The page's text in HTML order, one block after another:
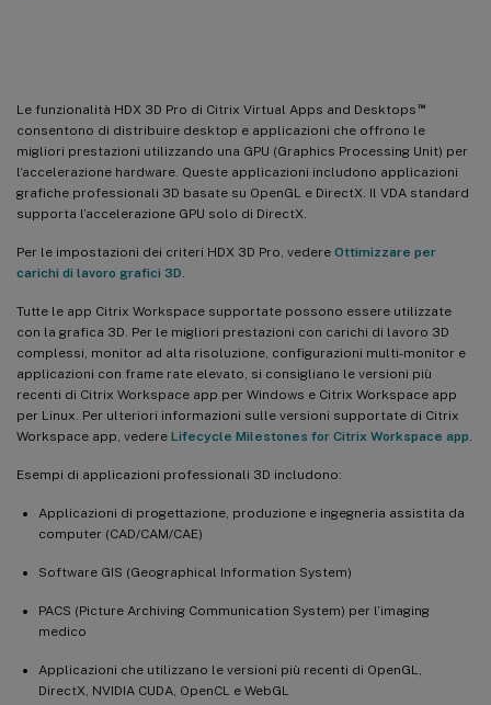
Le funzionalità HDX 3D Pro di Citrix Virtual Apps and Desktops ™
consentono di distribuire desktop e applicazioni che offrono le
migliori prestazioni utilizzando una GPU (Graphics Processing Unit) per
l’accelerazione hardware. Queste applicazioni includono applicazioni
grafiche professionali 3D basate su OpenGL e DirectX. Il VDA standard
supporta l’accelerazione GPU solo di DirectX.
Per le impostazioni dei criteri HDX 3D Pro, vedere Ottimizzare per
carichi di lavoro grafici 3D
Tutte le app Citrix Workspace supportate possono essere utilizzate
con la grafica 3D. Per le migliori prestazioni con carichi di lavoro 3D
complessi, monitor ad alta risoluzione, configurazioni multi-monitor e
applicazioni con frame rate elevato, si consigliano le versioni più
recenti di Citrix Workspace app per Windows e Citrix Workspace app
per Linux. Per ulteriori informazioni sulle versioni supportate di Citrix
Workspace app, vedere Lifecycle Milestones for Citrix Workspace app
Esempi di applicazioni professionali 3D includono:
Applicazioni di progettazione, produzione e ingegneria assistita da
computer (CAD/CAM/CAE)
Software GIS (Geographical Information System)
PACS (Picture Archiving Communication System) per l’imaging
medico
Applicazioni che utilizzano le versioni più recenti di OpenGL,
DirectX, NVIDIA CUDA, OpenCL e WebGL